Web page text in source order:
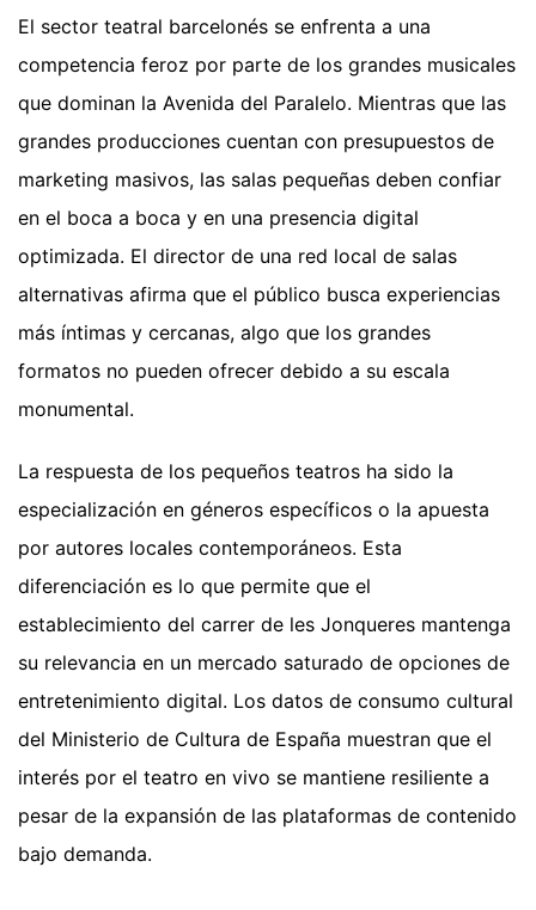
El sector teatral barcelonés se enfrenta a una
competencia feroz por parte de los grandes musicales
que dominan la Avenida del Paralelo. Mientras que las
grandes producciones cuentan con presupuestos de
marketing masivos, las salas pequeñas deben confiar
en el boca a boca y en una presencia digital
optimizada. El director de una red local de salas
alternativas afirma que el público busca experiencias
más íntimas y cercanas, algo que los grandes
formatos no pueden ofrecer debido a su escala
monumental.
La respuesta de los pequeños teatros ha sido la
especialización en géneros específicos o la apuesta
por autores locales contemporáneos. Esta
diferenciación es lo que permite que el
establecimiento del carrer de les Jonqueres mantenga
su relevancia en un mercado saturado de opciones de
entretenimiento digital. Los datos de consumo cultural
del Ministerio de Cultura de España muestran que el
interés por el teatro en vivo se mantiene resiliente a
pesar de la expansión de las plataformas de contenido
bajo demanda.